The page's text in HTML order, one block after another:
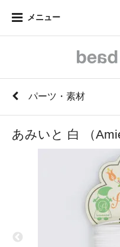
メニュー
パーツ・素材
あみいと 白 （